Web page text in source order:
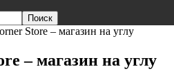
Store – магазин на углу
– магазин на углу